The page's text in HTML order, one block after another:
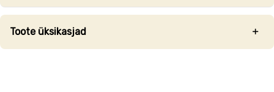
Toote üksikasjad